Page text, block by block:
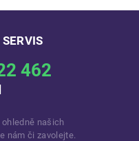
462
našich
nám či zavolejte.